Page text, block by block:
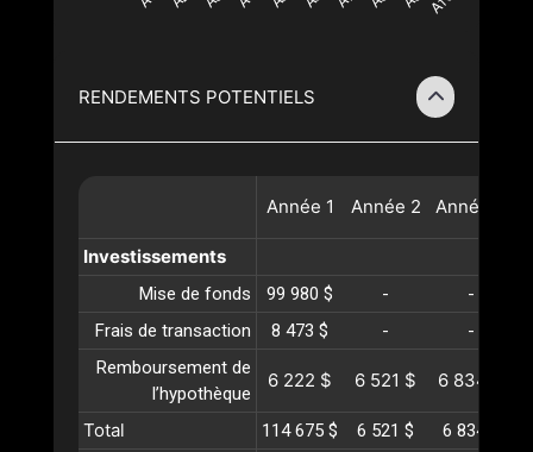
RENDEMENTS POTENTIELS
Année 1 Année 2 Année
Investissements
Mise de fonds 99 980 $ -
-
Frais de transaction
8 473 $ -
-
Remboursement de
l’hypothèque
6 222 $ 6 521 $ 6 834 $
Total 114 675 $ 6 521 $ 6 834 $